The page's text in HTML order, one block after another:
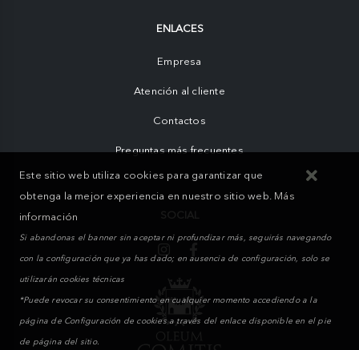
ENLACES
Empresa
Atención al cliente
Contactos
Preguntas más frecuentes
Este sitio web utiliza cookies para garantizar que
obtenga la mejor experiencia en nuestro sitio web. Más
información
Si abandonas el banner sin aceptar ni profundizar más, seguirás navegando
con la configuración que ya has dado; en ausencia de configuración, solo se
utilizarán cookies técnicas
*Puede revocar su consentimiento en cualquier momento accediendo a la
página de Configuración de cookies a través del enlace disponible en el pie
de página del sitio.